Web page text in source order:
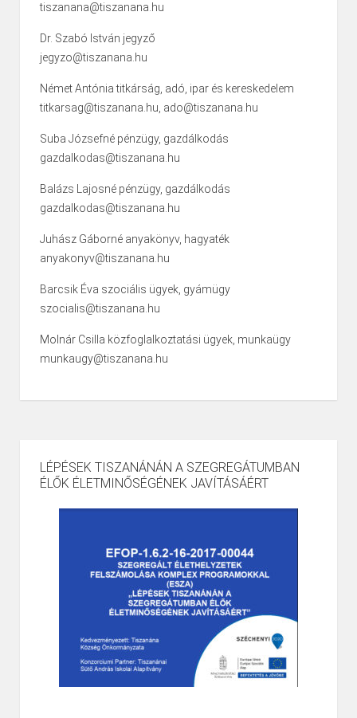
tiszanana@tiszanana.hu
Dr. Szabó István jegyző
jegyzo@tiszanana.hu
Német Antónia titkárság, adó, ipar és kereskedelem
titkarsag@tiszanana.hu, ado@tiszanana.hu
Suba Józsefné pénzügy, gazdálkodás
gazdalkodas@tiszanana.hu
Balázs Lajosné pénzügy, gazdálkodás
gazdalkodas@tiszanana.hu
Juhász Gáborné anyakönyv, hagyaték
anyakonyv@tiszanana.hu
Barcsik Éva szociális ügyek, gyámügy
szocialis@tiszanana.hu
Molnár Csilla közfoglalkoztatási ügyek, munkaügy
munkaugy@tiszanana.hu
LÉPÉSEK TISZANÁNÁN A SZEGREGÁTUMBAN
ÉLŐK ÉLETMINŐSÉGÉNEK JAVÍTÁSÁÉRT